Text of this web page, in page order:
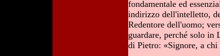
fondamentale ed
indirizzo dell'intelletto,
Redentore dell'uomo;
guardare, perché solo
di Pietro: «Signore, a